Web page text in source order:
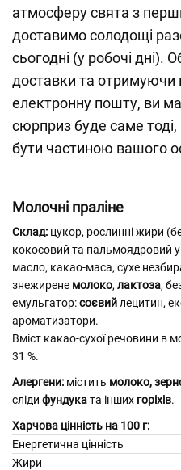
атмосферу свята з
доставимо солодощі
сьогодні (у робочі дні).
доставки та отримуючи
електронну пошту, ви
сюрприз буде саме
бути частиною вашого
Молочні праліне
Склад: цукор, рослинні жири
кокосовий та пальмоядровий у
масло, какао-маса, сухе
знежирене молоко, лактоза,
емульгатор:соєвийлецитин,
ароматизатори.
Вміст какао-сухої речовини в
31 %.
Алергени: містить молоко,
сліди фундуката інших горіхів.
Харчова цінність на 100 г:
Енергетична цінність
Жири